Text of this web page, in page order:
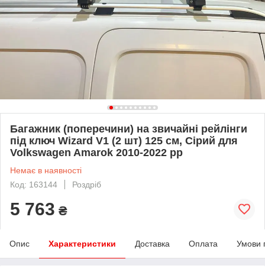
Багажник (поперечини) на звичайні рейлінги
під ключ Wizard V1 (2 шт) 125 см, Сірий для
Volkswagen Amarok 2010-2022 рр
Немає в наявності
Код: 163144
Роздріб
5 763 ₴
Опис Характеристики Доставка Оплата Умови